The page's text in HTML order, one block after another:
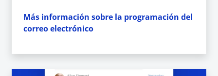
Más información sobre la programación del
correo electrónico